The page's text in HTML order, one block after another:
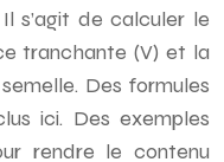
s’agit de calculer le
tranchante (V) et la
Des formules
ici. Des exemples
rendre le contenu